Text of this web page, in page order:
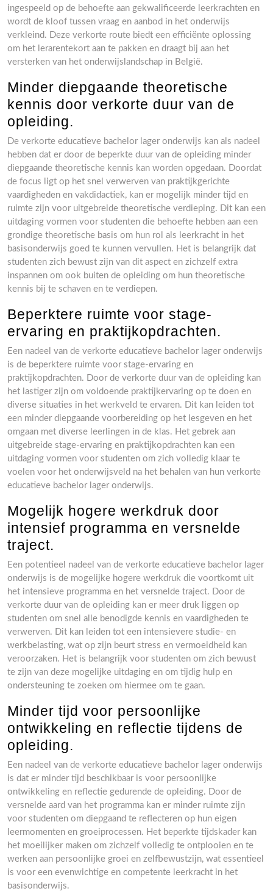
ingespeeld op de behoefte aan gekwalificeerde leerkrachten en
wordt de kloof tussen vraag en aanbod in het onderwijs
verkleind. Deze verkorte route biedt een efficiënte oplossing
om het lerarentekort aan te pakken en draagt bij aan het
versterken van het onderwijslandschap in België.
Minder diepgaande theoretische
kennis door verkorte duur van de
opleiding.
De verkorte educatieve bachelor lager onderwijs kan als nadeel
hebben dat er door de beperkte duur van de opleiding minder
diepgaande theoretische kennis kan worden opgedaan. Doordat
de focus ligt op het snel verwerven van praktijkgerichte
vaardigheden en vakdidactiek, kan er mogelijk minder tijd en
ruimte zijn voor uitgebreide theoretische verdieping. Dit kan een
uitdaging vormen voor studenten die behoefte hebben aan een
grondige theoretische basis om hun rol als leerkracht in het
basisonderwijs goed te kunnen vervullen. Het is belangrijk dat
studenten zich bewust zijn van dit aspect en zichzelf extra
inspannen om ook buiten de opleiding om hun theoretische
kennis bij te schaven en te verdiepen.
Beperktere ruimte voor stage-
ervaring en praktijkopdrachten.
Een nadeel van de verkorte educatieve bachelor lager onderwijs
is de beperktere ruimte voor stage-ervaring en
praktijkopdrachten. Door de verkorte duur van de opleiding kan
het lastiger zijn om voldoende praktijkervaring op te doen en
diverse situaties in het werkveld te ervaren. Dit kan leiden tot
een minder diepgaande voorbereiding op het lesgeven en het
omgaan met diverse leerlingen in de klas. Het gebrek aan
uitgebreide stage-ervaring en praktijkopdrachten kan een
uitdaging vormen voor studenten om zich volledig klaar te
voelen voor het onderwijsveld na het behalen van hun verkorte
educatieve bachelor lager onderwijs.
Mogelijk hogere werkdruk door
intensief programma en versnelde
traject.
Een potentieel nadeel van de verkorte educatieve bachelor lager
onderwijs is de mogelijke hogere werkdruk die voortkomt uit
het intensieve programma en het versnelde traject. Door de
verkorte duur van de opleiding kan er meer druk liggen op
studenten om snel alle benodigde kennis en vaardigheden te
verwerven. Dit kan leiden tot een intensievere studie- en
werkbelasting, wat op zijn beurt stress en vermoeidheid kan
veroorzaken. Het is belangrijk voor studenten om zich bewust
te zijn van deze mogelijke uitdaging en om tijdig hulp en
ondersteuning te zoeken om hiermee om te gaan.
Minder tijd voor persoonlijke
ontwikkeling en reflectie tijdens de
opleiding.
Een nadeel van de verkorte educatieve bachelor lager onderwijs
is dat er minder tijd beschikbaar is voor persoonlijke
ontwikkeling en reflectie gedurende de opleiding. Door de
versnelde aard van het programma kan er minder ruimte zijn
voor studenten om diepgaand te reflecteren op hun eigen
leermomenten en groeiprocessen. Het beperkte tijdskader kan
het moeilijker maken om zichzelf volledig te ontplooien en te
werken aan persoonlijke groei en zelfbewustzijn, wat essentieel
is voor een evenwichtige en competente leerkracht in het
basisonderwijs.